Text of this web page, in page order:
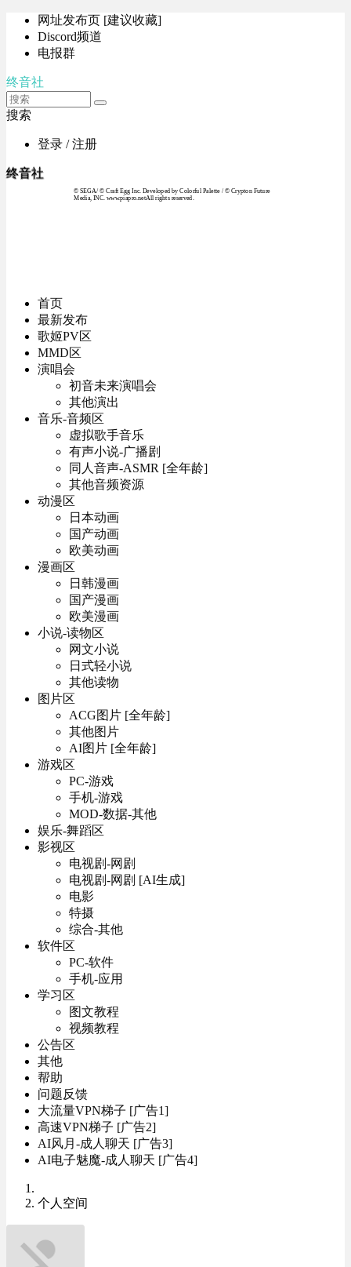
网址发布页 [建议收藏]
Discord频道
电报群
终音社
搜索
登录 / 注册
终音社
© SEGA / © Craft Egg Inc. Developed by Colorful Palette / © Crypton Future
Media, INC. www.piapro.netAll rights reserved.
首页
最新发布
歌姬PV区
MMD区
演唱会
初音未来演唱会
其他演出
音乐-音频区
虚拟歌手音乐
有声小说-广播剧
同人音声-ASMR [全年龄]
其他音频资源
动漫区
日本动画
国产动画
欧美动画
漫画区
日韩漫画
国产漫画
欧美漫画
小说-读物区
网文小说
日式轻小说
其他读物
图片区
ACG图片 [全年龄]
其他图片
AI图片 [全年龄]
游戏区
PC-游戏
手机-游戏
MOD-数据-其他
娱乐-舞蹈区
影视区
电视剧-网剧
电视剧-网剧 [AI生成]
电影
特摄
综合-其他
软件区
PC-软件
手机-应用
学习区
图文教程
视频教程
公告区
其他
帮助
问题反馈
大流量VPN梯子 [广告1]
高速VPN梯子 [广告2]
AI风月-成人聊天 [广告3]
AI电子魅魔-成人聊天 [广告4]
个人空间